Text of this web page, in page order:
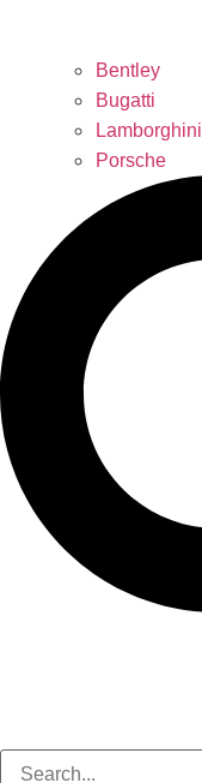
Bentley
Bugatti
Lamborghini
Porsche